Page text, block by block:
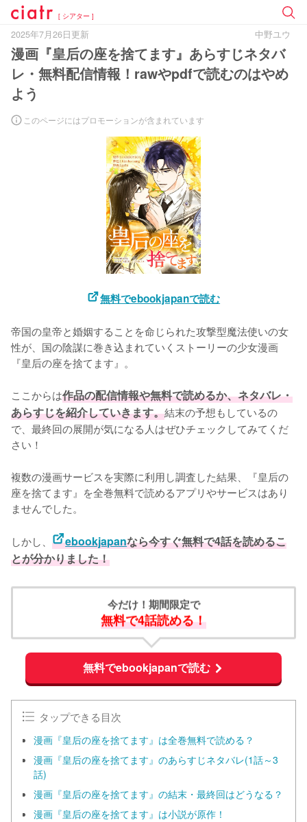
[ シアター ]
2025年7月26日更新 中野ユウ
漫画『皇后の座を捨てます』あらすじネタバ
レ・無料配信情報！rawやpdfで読むのはやめ
よう
このページにはプロモーションが含まれています
無料でebookjapanで読む
帝国の皇帝と婚姻することを命じられた攻撃型魔法使いの女
性が、国の陰謀に巻き込まれていくストーリーの少女漫画
『皇后の座を捨てます』。
ここからは作品の配信情報や無料で読めるか、ネタバレ・
あらすじを紹介していきます。結末の予想もしているの
で、最終回の展開が気になる人はぜひチェックしてみてくだ
さい！
複数の漫画サービスを実際に利用し調査した結果、『皇后の
座を捨てます』を全巻無料で読めるアプリやサービスはあり
ませんでした。
しかし、 ebookjapanなら今すぐ無料で4話を読めるこ
とが分かりました！
今だけ！期間限定で
無料で4話読める！
無料でebookjapanで読む
タップできる目次
漫画『皇后の座を捨てます』は全巻無料で読める？
漫画『皇后の座を捨てます』のあらすじネタバレ(1話～3
話)
漫画『皇后の座を捨てます』の結末・最終回はどうなる？
漫画『皇后の座を捨てます』は小説が原作！